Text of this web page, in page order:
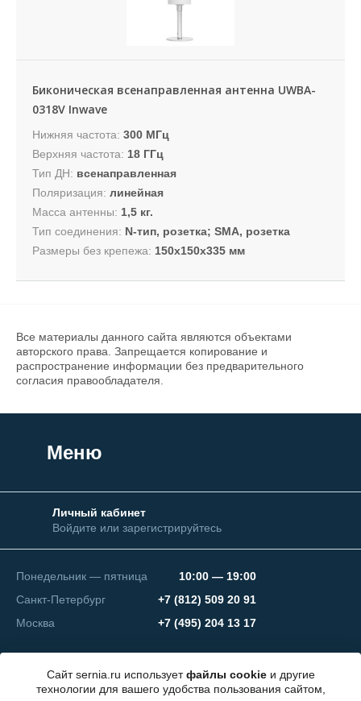
Сайт sernia.ru используетфайлы cookieи другие
технологии для вашего удобства пользования сайтом,
Биконическая всенаправленная антенна UWBA-
0318V Inwave
Нижняя частота: 300 МГц
Верхняя частота: 18 ГГц
Тип ДН: всенаправленная
Поляризация: линейная
Масса антенны: 1,5 кг.
Тип соединения: N-тип, розетка; SMA, розетка
Размеры без крепежа: 150х150х335 мм
Все материалы данного сайта являются объектами
авторского права. Запрещается копирование и
распространение информации без предварительного
согласия правообладателя.
Меню
Личный кабинет
Войдите или зарегистрируйтесь
Понедельник — пятница
10:00 — 19:00
Санкт-Петербург
+7 (812) 509 20 91
Москва
+7 (495) 204 13 17